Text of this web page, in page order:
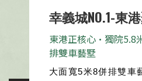
幸義城NO.1-東
東港正核心•獨院5.8
排雙車藝墅
大面寬5米8併排雙車